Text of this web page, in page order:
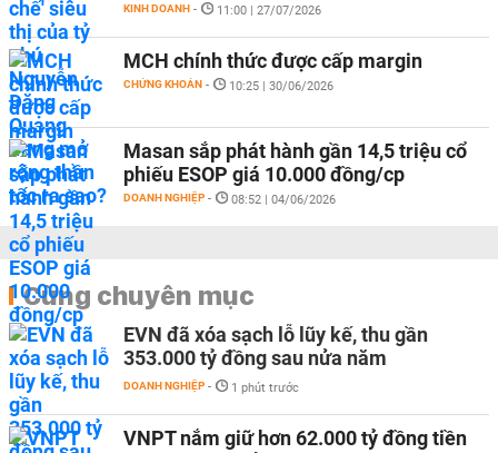
KINH DOANH - 11:00 | 27/07/2026
MCH chính thức được cấp margin
CHỨNG KHOÁN - 10:25 | 30/06/2026
Masan sắp phát hành gần 14,5 triệu cổ
phiếu ESOP giá 10.000 đồng/cp
DOANH NGHIỆP - 08:52 | 04/06/2026
Cùng chuyên mục
EVN đã xóa sạch lỗ lũy kế, thu gần
353.000 tỷ đồng sau nửa năm
DOANH NGHIỆP - 1 phút trước
VNPT nắm giữ hơn 62.000 tỷ đồng tiền